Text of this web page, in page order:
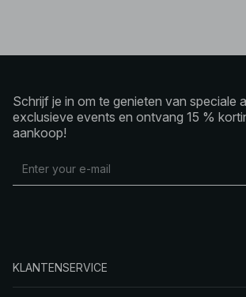
Schrijf je in om te genieten van speciale
exclusieve events en ontvang 15 %
aankoop!
KLANTENSERVICE